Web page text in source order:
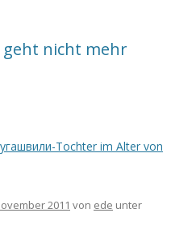
geht nicht mehr
Tochter im Alter von
2011 von ede unter